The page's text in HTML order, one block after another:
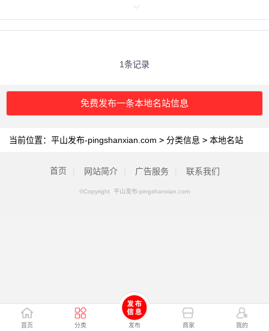
首页 分类 发布 商家 我的
1条记录
免费发布一条本地名站信息
当前位置： 平山发布-pingshanxian.com > 分类信息 > 本地名站
首页 网站简介 广告服务 联系我们
©Copyright 平山发布-pingshanxian.com